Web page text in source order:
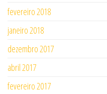
fevereiro 2018
janeiro 2018
dezembro 2017
abril 2017
fevereiro 2017